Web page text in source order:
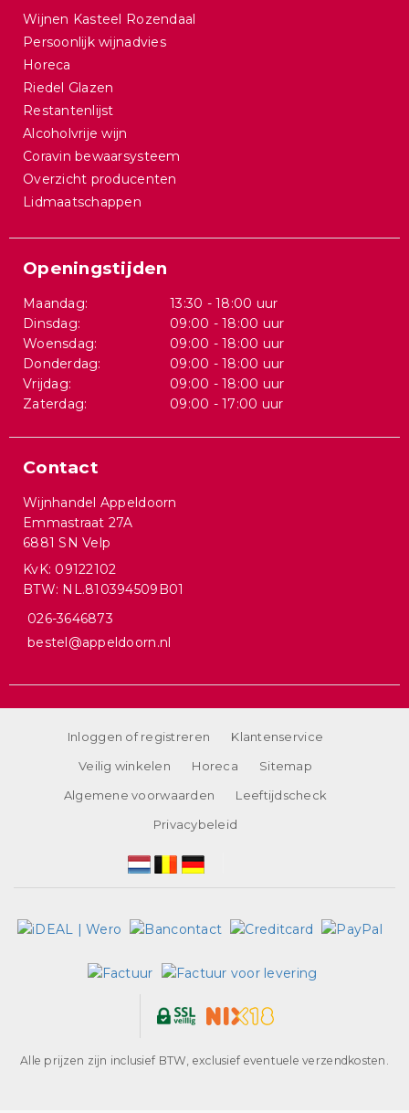
Wijnen Kasteel Rozendaal
Persoonlijk wijnadvies
Horeca
Riedel Glazen
Restantenlijst
Alcoholvrije wijn
Coravin bewaarsysteem
Overzicht producenten
Lidmaatschappen
Openingstijden
Maandag:
13:30 - 18:00 uur
Dinsdag:
09:00 - 18:00 uur
Woensdag:
09:00 - 18:00 uur
Donderdag:
09:00 - 18:00 uur
Vrijdag:
09:00 - 18:00 uur
Zaterdag:
09:00 - 17:00 uur
Contact
Wijnhandel Appeldoorn
Emmastraat 27A
6881 SN Velp
KvK: 09122102
BTW: NL.810394509B01
026-3646873
bestel@appeldoorn.nl
Inloggen of registreren
Klantenservice
Veilig winkelen
Horeca
Sitemap
Algemene voorwaarden
Leeftijdscheck
Privacybeleid
Alle prijzen zijn inclusief BTW, exclusief eventuele verzendkosten.